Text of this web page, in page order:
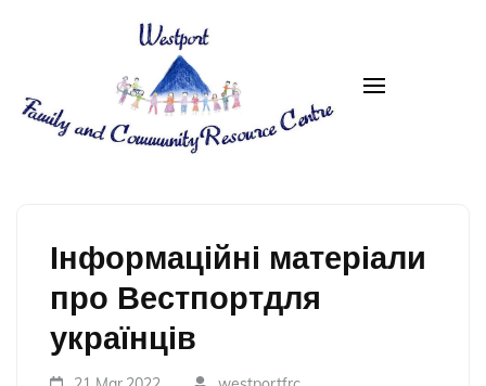
Інформаційні матеріали
про Вестпортдля
українців